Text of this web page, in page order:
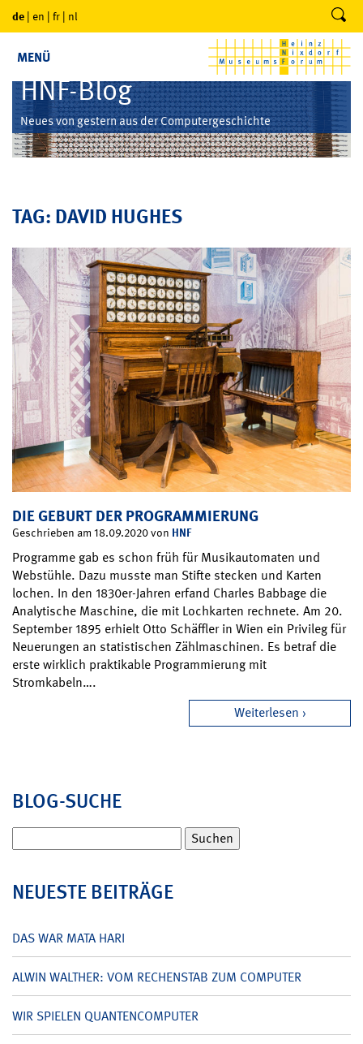
de | en | fr | nl
MENÜ
HNF-Blog
Neues von gestern aus der Computergeschichte
TAG: DAVID HUGHES
DIE GEBURT DER PROGRAMMIERUNG
Geschrieben am 18.09.2020 von HNF
Programme gab es schon früh für Musikautomaten und
Webstühle. Dazu musste man Stifte stecken und Karten
lochen. In den 1830er-Jahren erfand Charles Babbage die
Analytische Maschine, die mit Lochkarten rechnete. Am 20.
September 1895 erhielt Otto Schäffler in Wien ein Privileg für
Neuerungen an statistischen Zählmaschinen. Es betraf die
erste wirklich praktikable Programmierung mit
Stromkabeln….
Weiterlesen
BLOG-SUCHE
nach:
NEUESTE BEITRÄGE
DAS WAR MATA HARI
ALWIN WALTHER: VOM RECHENSTAB ZUM COMPUTER
WIR SPIELEN QUANTENCOMPUTER